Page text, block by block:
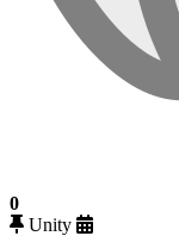
0
Unity